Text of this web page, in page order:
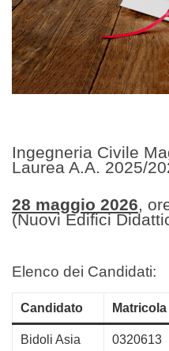
Ingegneria Civile
Laurea A.A. 2025/
28 maggio 2026,
(Nuovi Edifici
Elenco dei Candidati:
Candidato Matricola
Bidoli Asia 0320613